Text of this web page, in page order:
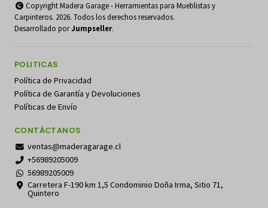
Copyright Madera Garage - Herramientas para Mueblistas y
Carpinteros. 2026. Todos los derechos reservados.
Desarrollado porJumpseller.
POLITICAS
Política de Privacidad
Política de Garantía y Devoluciones
Políticas de Envío
CONTÁCTANOS
ventas@maderagarage.cl
+56989205009
56989205009
Carretera F-190 km 1,5 Condominio Doña Irma, Sitio 71,
Quintero